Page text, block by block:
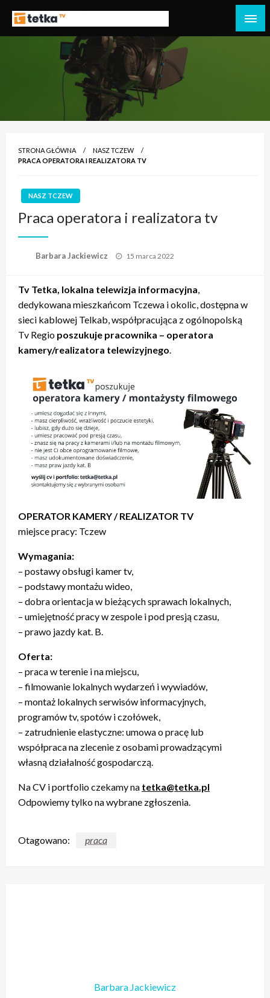
treściTv Tetka Tczew
Tetka Tczew – Twoja lokalna telewizja!
STRONA GŁÓWNA
NASZ TCZEW
PRACA OPERATORA I REALIZATORA TV
NASZ TCZEW
Praca operatora i realizatora tv
Barbara Jackiewicz
Opublikowane
15 marca 2022
Tv Tetka, lokalna telewizja informacyjna
dedykowana mieszkańcom Tczewa i okolic, dostępna w
sieci kablowej Telkab, współpracująca z ogólnopolską
Tv Regio poszukuje pracownika – operatora
kamery/realizatora telewizyjnego
OPERATOR KAMERY / REALIZATOR TV
miejsce pracy: Tczew
Wymagania:
– postawy obsługi kamer tv,
– podstawy montażu wideo,
– dobra orientacja w bieżących sprawach lokalnych,
– umiejętność pracy w zespole i pod presją czasu,
– prawo jazdy kat. B.
Oferta:
– praca w terenie i na miejscu,
– filmowanie lokalnych wydarzeń i wywiadów,
– montaż lokalnych serwisów informacyjnych,
programów tv, spotów i czołówek,
– zatrudnienie elastyczne: umowa o pracę lub
współpraca na zlecenie z osobami prowadzącymi
własną działalność gospodarczą.
Na CV i portfolio czekamy na tetka@tetka.pl
Odpowiemy tylko na wybrane zgłoszenia.
Otagowano: praca
Barbara Jackiewicz